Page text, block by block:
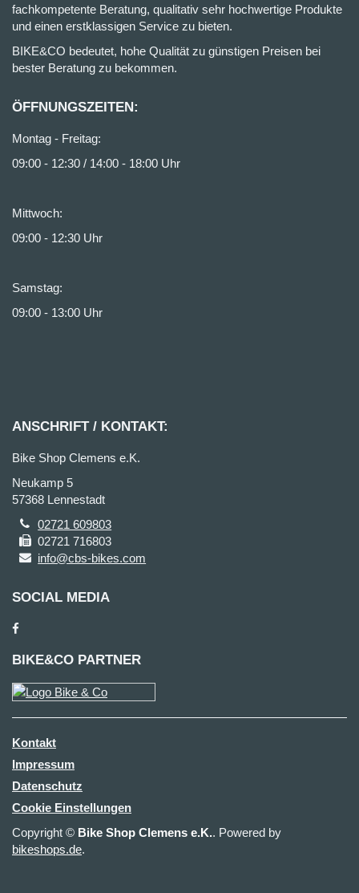
fachkompetente Beratung, qualitativ sehr hochwertige Produkte
und einen erstklassigen Service zu bieten.
BIKE&CO bedeutet, hohe Qualität zu günstigen Preisen bei
bester Beratung zu bekommen.
ÖFFNUNGSZEITEN:
Montag - Freitag:
09:00 - 12:30 / 14:00 - 18:00 Uhr
Mittwoch:
09:00 - 12:30 Uhr
Samstag:
09:00 - 13:00 Uhr
ANSCHRIFT / KONTAKT:
Bike Shop Clemens e.K.
Neukamp 5
57368 Lennestadt
02721 609803
02721 716803
info@cbs-bikes.com
SOCIAL MEDIA
BIKE&CO PARTNER
Kontakt
Impressum
Datenschutz
Cookie Einstellungen
Copyright © Bike Shop Clemens e.K.. Powered by
bikeshops.de.